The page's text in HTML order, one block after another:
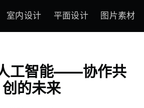
室内设计 平面设计 图片素材
工智能——协作共
创的未来